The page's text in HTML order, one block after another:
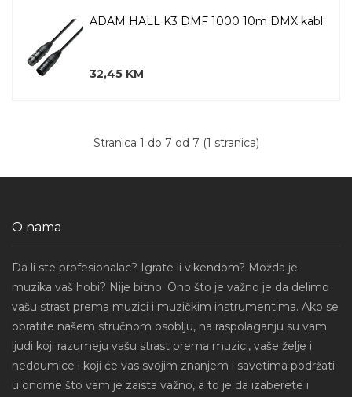
ADAM HALL K3 DMF 1000 10m DMX kabl
32,45 KM
Stranica 1 do 7 od 7 (1 stranica)
O nama
Da li ste profesionalac? Igrate li vikendom? Možda je
muzika vaš hobi? Nije bitno. Ono što je važno je da delimo
vašu strast prema muzici i muzičkim instrumentima. Ako se
obratite našem stručnom osoblju, na raspolaganju su vam
ljudi koji razumeju vašu strast prema muzici, vaše želje i
nedoumice i koji će vas svojim znanjem i savetima podržati
u onome što vam je zaista važno, a to je da izaberete i